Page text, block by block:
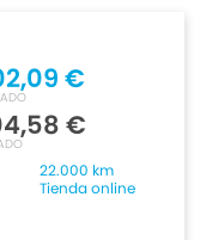
€
€
22.000 km
Tienda online